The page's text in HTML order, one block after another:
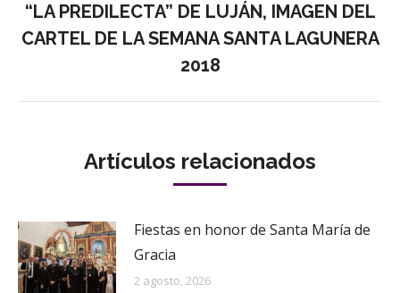
Publicación
siguiente:
“LA PREDILECTA” DE LUJÁN, IMAGEN DEL
CARTEL DE LA SEMANA SANTA LAGUNERA
2018
Artículos relacionados
Fiestas en honor de Santa María de
Gracia
2 agosto, 2026